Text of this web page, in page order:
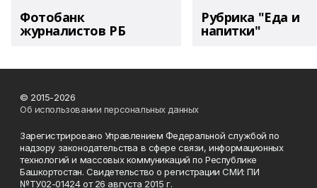
Фотобанк
журналистов РБ
Рубрика "Еда и
напитки"
© 2015-2026
Об использовании персональных данных
Зарегистрировано Управлением Федеральной службой по
надзору законодательства в сфере связи, информационных
технологий и массовых коммуникаций по Республике
Башкортостан. Свидетельство о регистрации СМИ: ПИ
№ТУ02-01424 от 26 августа 2015 г.